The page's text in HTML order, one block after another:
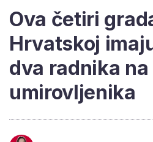
Ova četiri
Hrvatskoj
dva radnika
umirovljenika